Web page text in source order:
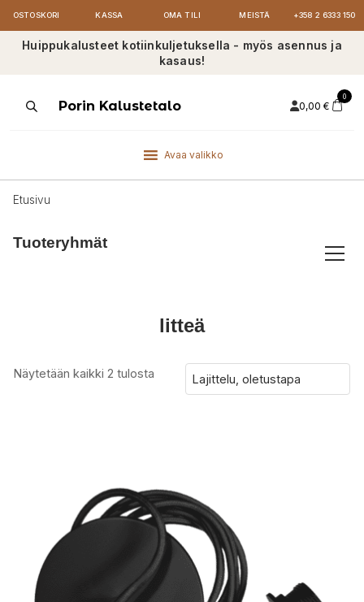
OSTOSKORI KASSA OMA TILI MEISTÄ +358 2 6333 150
Huippukalusteet kotiinkuljetuksella - myös asennus ja
kasaus!
ProductsPorin Kalustetalo 0,00 €
0
Avaa valikko
Etusivu
Tuoteryhmät
litteä
Näytetään kaikki 2 tulosta